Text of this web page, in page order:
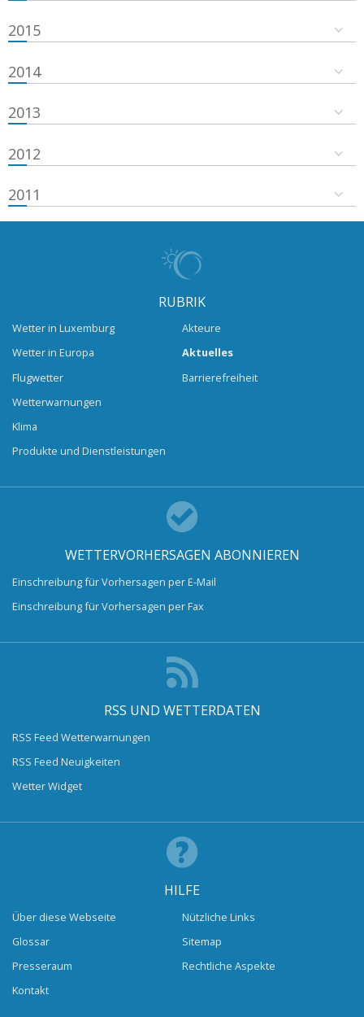
2015
2014
2013
2012
2011
RUBRIK
Wetter in Luxemburg
Wetter in Europa
Flugwetter
Wetterwarnungen
Klima
Produkte und Dienstleistungen
Akteure
Aktuelles
Barrierefreiheit
WETTERVORHERSAGEN ABONNIEREN
Einschreibung für Vorhersagen per E-Mail
Einschreibung für Vorhersagen per Fax
RSS UND WETTERDATEN
RSS Feed Wetterwarnungen
RSS Feed Neuigkeiten
Wetter Widget
HILFE
Über diese Webseite
Glossar
Presseraum
Kontakt
Nützliche Links
Sitemap
Rechtliche Aspekte